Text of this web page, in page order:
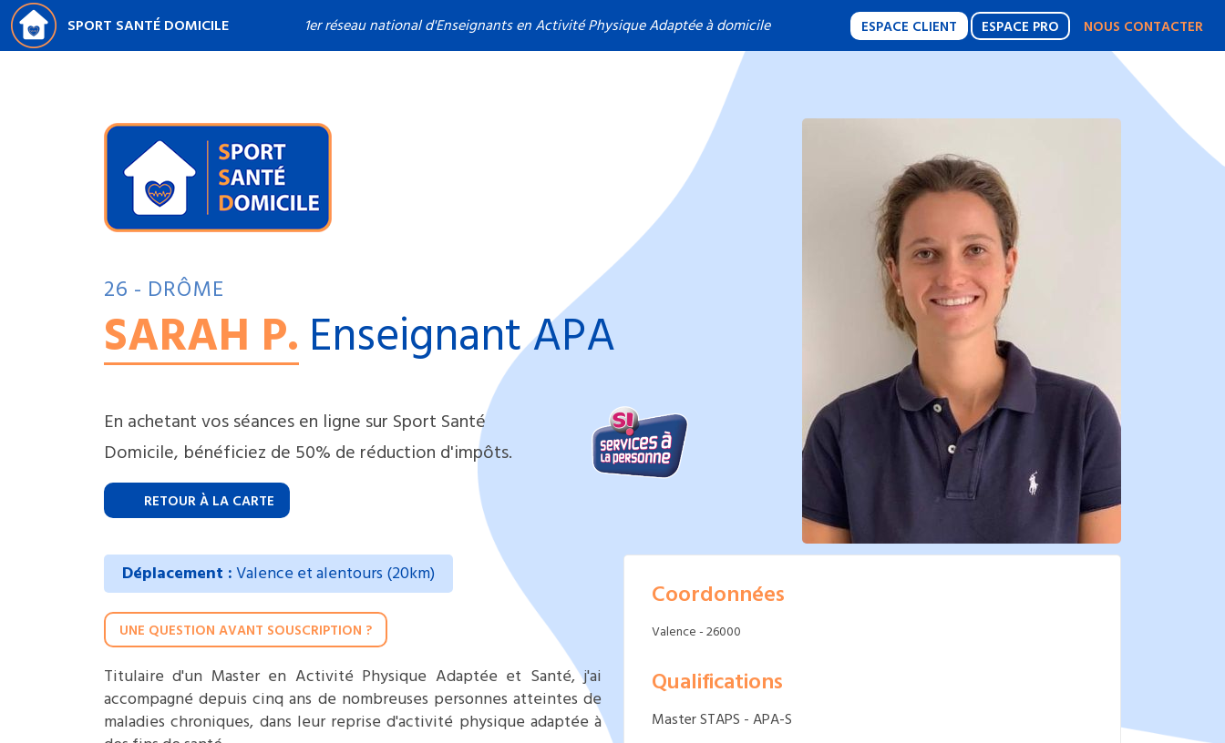
SPORT SANTÉ DOMICILE 1er réseau national d'Enseignants en Activité Physique Adaptée à domicile ESPACE CLIENT ESPACE PRO NOUS CONTACTER
26 - DRÔME
SARAH P. Enseignant APA
En achetant vos séances en ligne sur Sport Santé
Domicile, bénéficiez de 50% de réduction d'impôts.
RETOUR À LA CARTE
Déplacement :Valence et alentours (20km)
UNE QUESTION AVANT SOUSCRIPTION ?
Titulaire d'un Master en Activité Physique Adaptée et Santé, j'ai
accompagné depuis cinq ans de nombreuses personnes atteintes de
maladies chroniques, dans leur reprise d'activité physique adaptée à
Coordonnées
Valence - 26000
Qualifications
Master STAPS - APA-S